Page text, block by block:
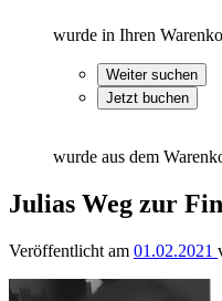
wurde in Ihren
Weiter suchen
Jetzt buchen
wurde aus dem
Julias Weg zur
Veröffentlicht am 01.02.2021